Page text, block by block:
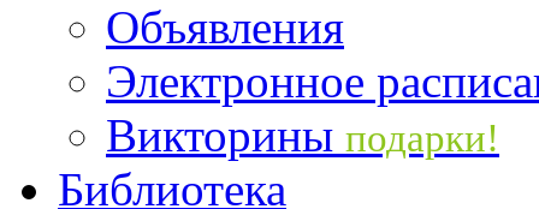
Объявления
Электронное
Викторины подарки!
Библиотека